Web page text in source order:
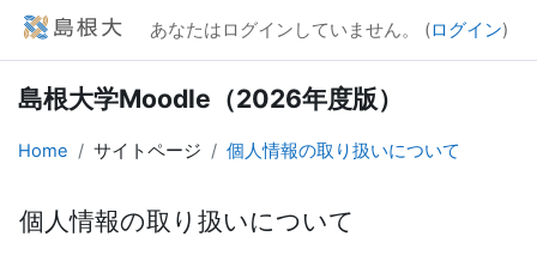
メインコンテンツへスキップする
あなたはログインしていません。 (ログイン)
島根大学Moodle（2026年度版）
Home サイトページ 個人情報の取り扱いについて
個人情報の取り扱いについて